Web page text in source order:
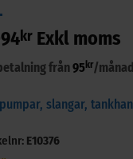
kr Exkl moms
från95 kr/månad
slangar,
E10376